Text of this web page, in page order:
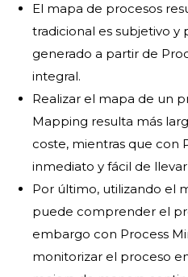
El mapa de procesos
tradicional es subjetivo y
generado a partir de
integral.
Realizar el mapa de un
Mapping resulta más
coste, mientras que con
inmediato y fácil de
Por último, utilizando el
puede comprender el
embargo con Process
monitorizar el proceso